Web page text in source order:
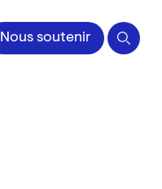
Nous soutenir